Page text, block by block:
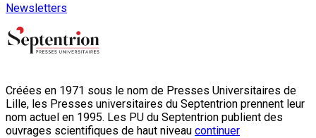
Newsletters
Créées en 1971 sous le nom de Presses Universitaires de
Lille, les Presses universitaires du Septentrion prennent leur
nom actuel en 1995. Les PU du Septentrion publient des
ouvrages scientifiques de haut niveau continuer